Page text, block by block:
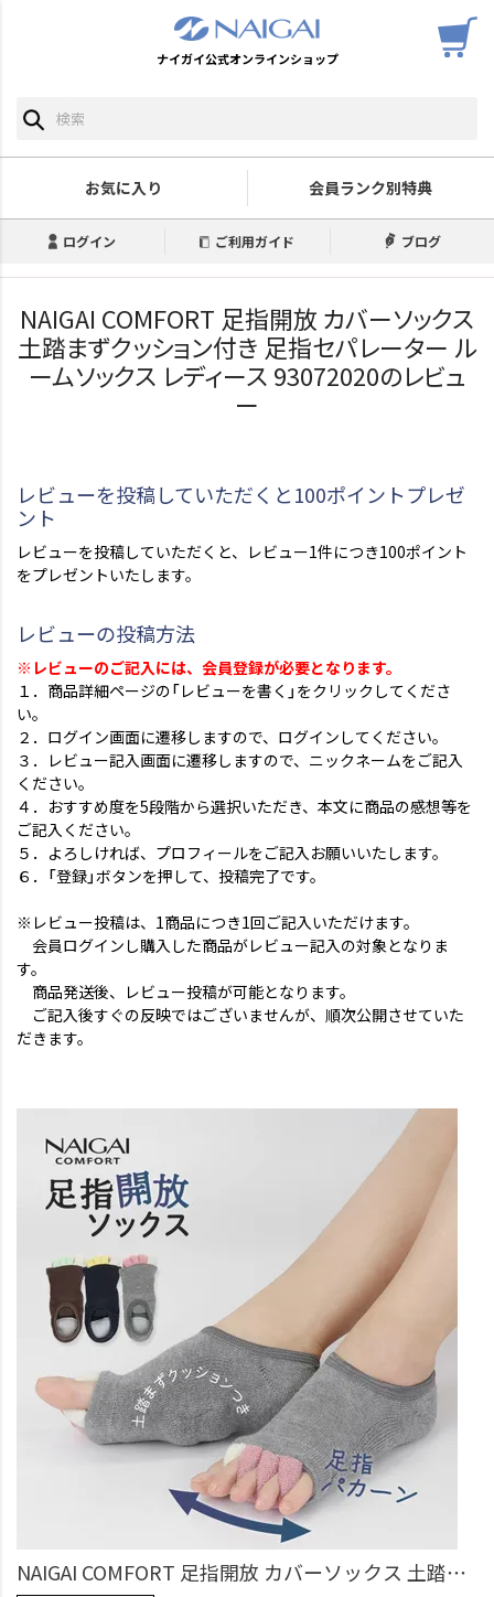
ナイガイ公式オンラインショップ
お気に入り 会員ランク別特典
ログイン ご利用ガイド ブログ
NAIGAI COMFORT 足指開放 カバーソックス
土踏まずクッション付き 足指セパレーター ル
ームソックス レディース 93072020のレビュ
ー
レビューを投稿していただくと100ポイントプレゼ
ント
レビューを投稿していただくと、レビュー1件につき100ポイント
をプレゼントいたします。
レビューの投稿方法
※レビューのご記入には、会員登録が必要となります。
１．商品詳細ページの「レビューを書く」をクリックしてくださ
い。
２．ログイン画面に遷移しますので、ログインしてください。
３．レビュー記入画面に遷移しますので、ニックネームをご記入
ください。
４．おすすめ度を5段階から選択いただき、本文に商品の感想等を
ご記入ください。
５．よろしければ、プロフィールをご記入お願いいたします。
６．「登録」ボタンを押して、投稿完了です。
※レビュー投稿は、1商品につき1回ご記入いただけます。
会員ログインし購入した商品がレビュー記入の対象となりま
す。
商品発送後、レビュー投稿が可能となります。
ご記入後すぐの反映ではございませんが、順次公開させていた
だきます。
NAIGAI COMFORT 足指開放 カバーソックス 土踏ま